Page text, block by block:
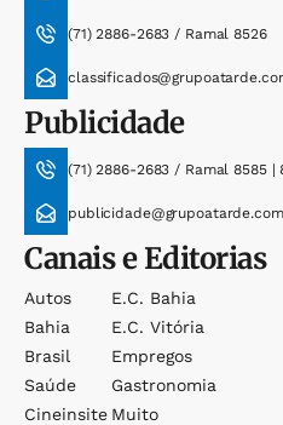
(71) 2886-2683 / Ramal 8526
Publicidade
(71) 2886-2683 / Ramal 8585 |
Canais e Editorias
Autos
Bahia
Brasil
Saúde
Cineinsite
E.c. Bahia
E.c. Vitória
Empregos
Gastronomia
Muito